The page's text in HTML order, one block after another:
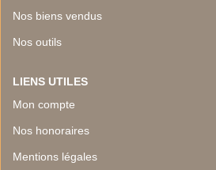
Nos biens vendus
Nos outils
LIENS UTILES
Mon compte
Nos honoraires
Mentions légales